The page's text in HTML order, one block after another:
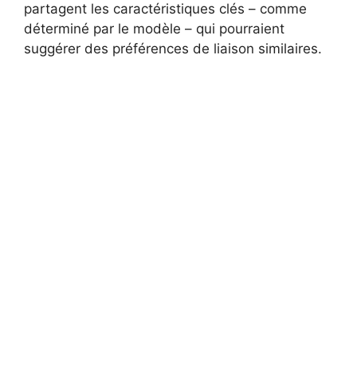
partagent les caractéristiques clés – comme
déterminé par le modèle – qui pourraient
suggérer des préférences de liaison similaires.